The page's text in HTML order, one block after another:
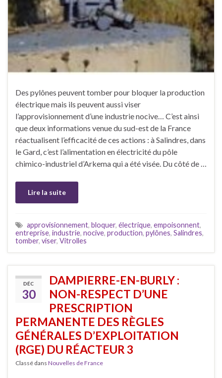
Des pylônes peuvent tomber pour bloquer la production
électrique mais ils peuvent aussi viser
l’approvisionnement d’une industrie nocive… C’est ainsi
que deux informations venue du sud-est de la France
réactualisent l’efficacité de ces actions : à Salindres, dans
le Gard, c’est l’alimentation en électricité du pôle
chimico-industriel d’Arkema qui a été visée. Du côté de …
Lire la suite
approvisionnement, bloquer, électrique, empoisonnent,
entreprise, industrie, nocive, production, pylônes, Salindres,
tomber, viser, Vitrolles
DÉC
30
DAMPIERRE-EN-BURLY :
NON-RESPECT D’UNE
PRESCRIPTION
PERMANENTE DES RÈGLES
GÉNÉRALES D’EXPLOITATION
(RGE) DU RÉACTEUR 3
Classé dans Nouvelles de France